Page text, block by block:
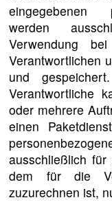
eingegebenen
werden
Verwendung
Verantwortlichen
und
Verantwortliche
oder mehrere
einen
ausschließlich
dem für die
zuzurechnen ist,